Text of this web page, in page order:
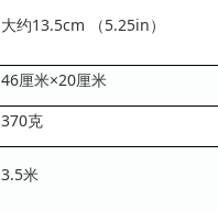
大约13.5cm （5.25in）
46厘米×20厘米
370克
3.5米